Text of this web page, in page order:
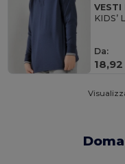
VESTI
KIDS’
Da: